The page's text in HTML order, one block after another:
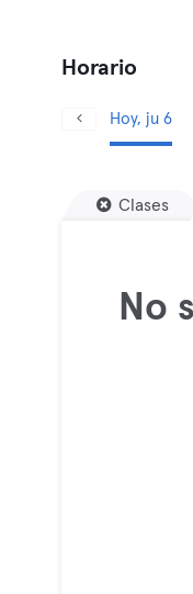
Horario
Hoy, ju 6
Clases
No